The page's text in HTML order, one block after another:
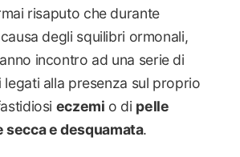
risaputo che durante
causa degli squilibri ormonali,
incontro ad una serie di
legati alla presenza sul proprio
eczemi o di pelle
e desquamata.